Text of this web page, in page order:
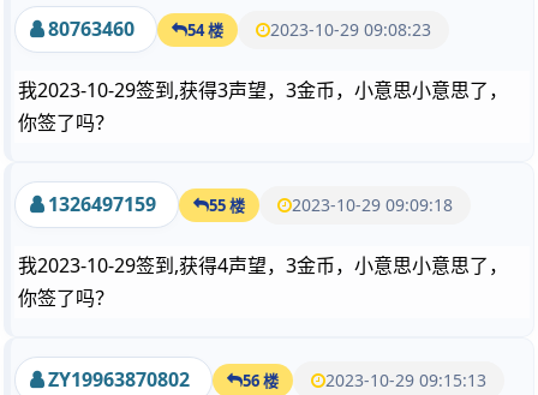
80763460 54 楼 2023-10-29 09:08:23
我2023-10-29签到,获得3声望，3金币，小意思小意思了，
你签了吗？
1326497159 55 楼 2023-10-29 09:09:18
我2023-10-29签到,获得4声望，3金币，小意思小意思了，
你签了吗？
ZY19963870802 56 楼 2023-10-29 09:15:13